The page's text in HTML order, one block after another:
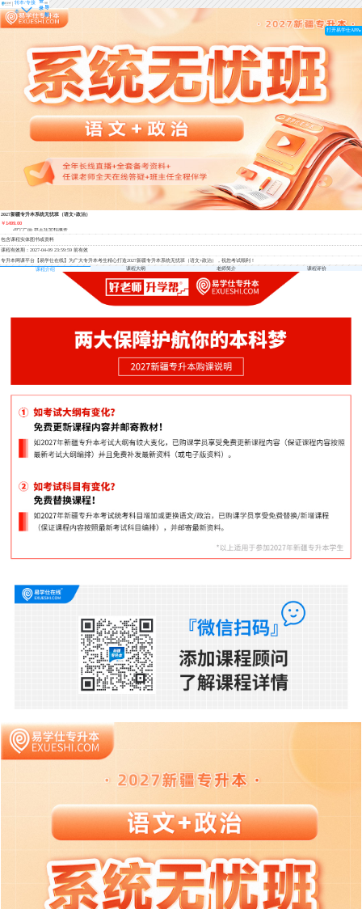
转本/专接
本
登
录导
航
打开易学仕APP
2027新疆专升本系统无忧班（语文+政治）
￥1499.00
28个产品 班主任全程服务
包含课程实体图书或资料
课程有效期：2027-04-09 23:59:59 前有效
专升本网课平台【易学仕在线】为广大专升本考生精心打造2027新疆专升本系统无忧班（语文+政治），祝您考试顺利！
课程介绍
课程大纲 老师简介 课程评价